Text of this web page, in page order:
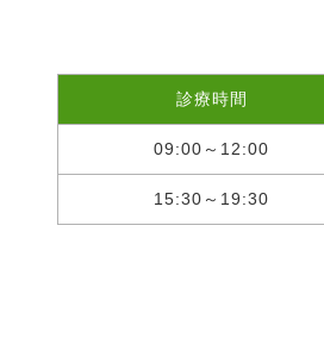
診療時間
09:00～12:00
15:30～19:30